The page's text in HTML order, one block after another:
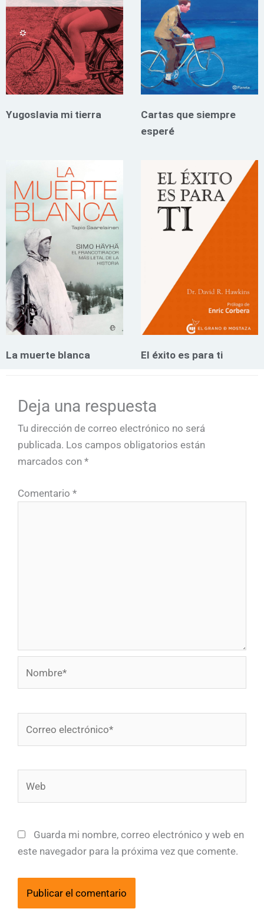
Yugoslavia mi tierra
Cartas que siempre
esperé
La muerte blanca El éxito es para ti
Deja una respuesta
Tu dirección de correo electrónico no será
publicada. Los campos obligatorios están
marcados con *
Comentario *
electrónico*
Guarda mi nombre, correo electrónico y web en
este navegador para la próxima vez que comente.